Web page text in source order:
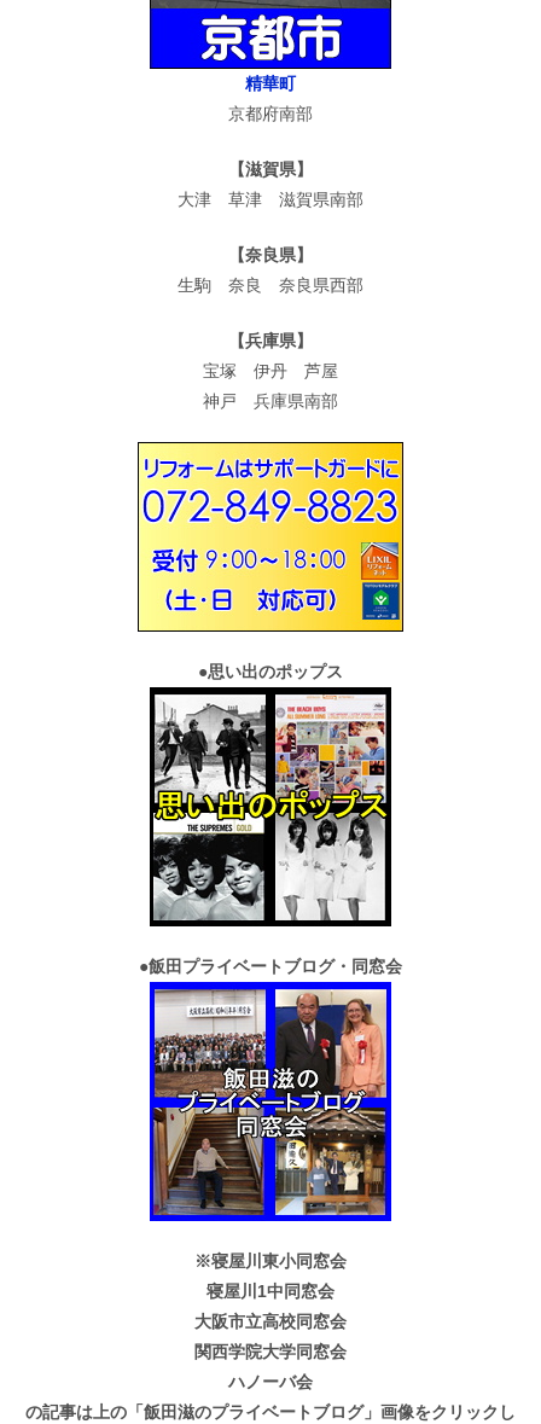
精華町
京都府南部
【滋賀県】
大津 草津 滋賀県南部
【奈良県】
生駒 奈良 奈良県西部
【兵庫県】
宝塚 伊丹 芦屋
神戸 兵庫県南部
●思い出のポップス
●飯田プライベートブログ・同窓会
※寝屋川東小同窓会
寝屋川1中同窓会
大阪市立高校同窓会
関西学院大学同窓会
ハノーバ会
の記事は上の「飯田滋のプライベートブログ」画像をクリックし